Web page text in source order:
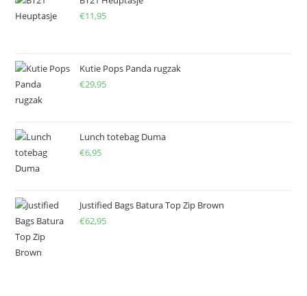
€11,95
Kutie Pops Panda rugzak
€29,95
Lunch totebag Duma
€6,95
Justified Bags Batura Top Zip Brown
€62,95